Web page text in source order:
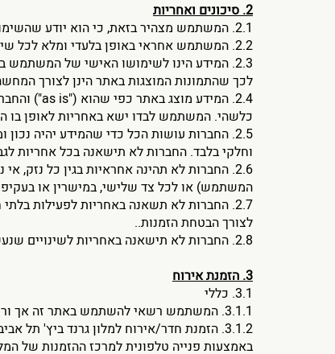
2. סיכונים ואחריות
2.1. המשתמש מצהיר בזאת, כי הוא יודע שהשימוש באתר אינטרנט כרוך בסיכונים רבים, הן בגלל הטכנולוגיה הכרוכה בכך והן בגלל גורמים אנושיים הפועלים באמצעות האינטרנט.
2.2. המשתמש אחראי באופן בלעדי ומלא לכל שימוש שהוא עושה ו/או יעשה במידע.
2.3. המידע הינו לשימושו האישי של
לכך שהתמונות המוצגות באתר הינן לצורך
2.4. המידע מוצג באתר כפי שהוא ("
as is
")
כלשהי. המשתמש לבדו ישא באחריות לאופן בו
2.5. החברות עושות הכל כדי שהמידע יהיה
וחלקי בלבד. החברות לא תישאנה בכל אחריות
2.6. החברות לא תהינה אחראיות בגין כל
המשתמש) או לכל צד שלישי, במישרין או
2.7. החברות לא תשאנה באחריות לפעילות
לצורך הבטחת הזמנות..
2.8. החברות לא תישאנה באחריות לשינויים שנעשו במידע על ידי המשתמש או על ידי כל צד שלישי אחר.
3. הזמנת אירוח
3.1. כללי
3.1.1. המשתמש רשאי להשתמש באתר זה אך ורק על מנת לבצע הזמנת ורכישת שירותים ו/או קבלת מידע. אין לעשות באתר זה כל שימוש למטרות אחרות.